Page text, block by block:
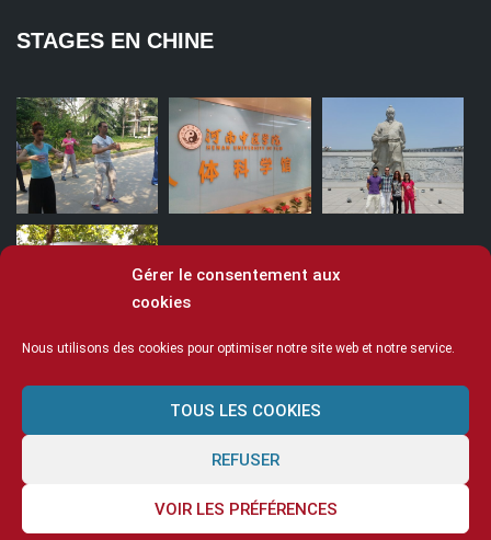
Gérer le consentement aux
cookies
Nous utilisons des cookies pour optimiser notre site web et notre service.
TOUS LES COOKIES
REFUSER
VOIR LES PRÉFÉRENCES
STAGES EN CHINE
© Ecole Ling 2020
Connectez-vous